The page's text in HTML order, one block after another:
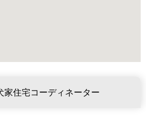
家住宅コーディネーター